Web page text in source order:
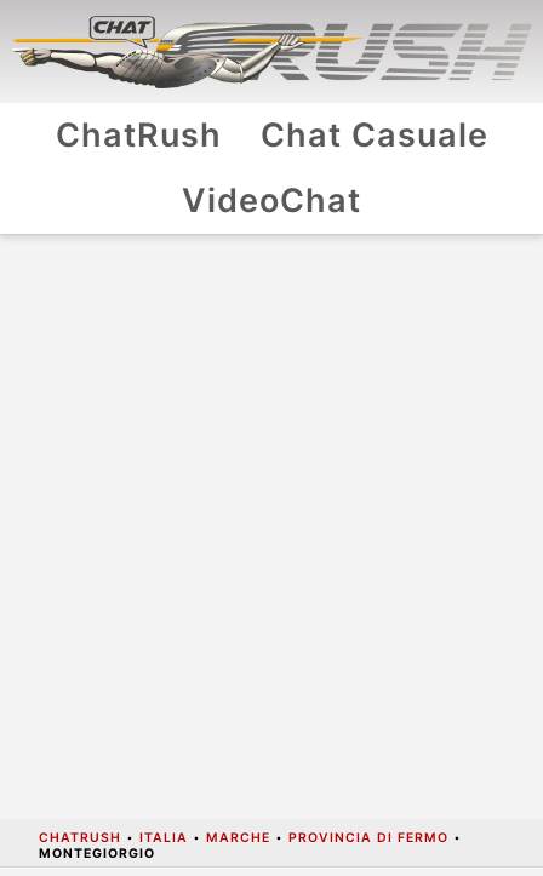
ChatRush
Chat Casuale
VideoChat
CHATRUSH • ITALIA • MARCHE • PROVINCIA DI FERMO •
MONTEGIORGIO